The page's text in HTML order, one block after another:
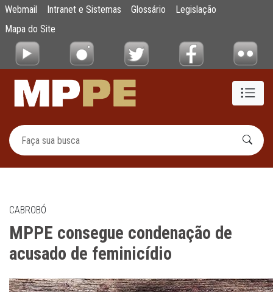
Pular para o Conteúdo principal
MPPE consegue condenação de acusado
Webmail Intranet e Sistemas Glossário
Legislação
Mapa do Site
CABROBÓ
MPPE consegue condenação de
acusado de feminicídio